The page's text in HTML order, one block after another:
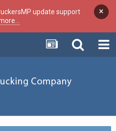
update support
×